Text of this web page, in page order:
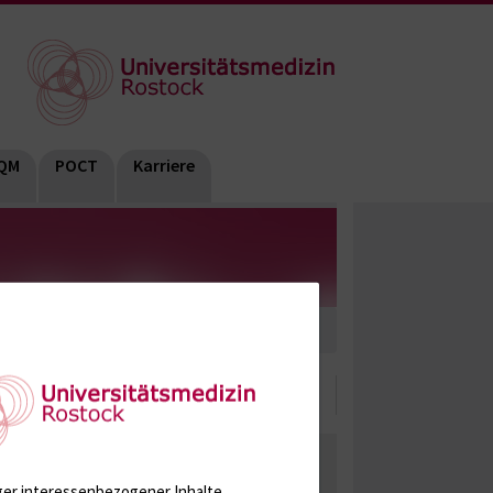
POCT Karriere
Metabolite, Blutalkohol, Proteine